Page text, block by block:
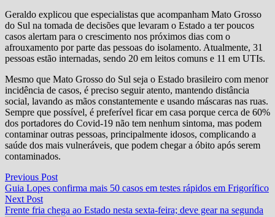
Geraldo explicou que especialistas que acompanham Mato Grosso
do Sul na tomada de decisões que levaram o Estado a ter poucos
casos alertam para o crescimento nos próximos dias com o
afrouxamento por parte das pessoas do isolamento. Atualmente, 31
pessoas estão internadas, sendo 20 em leitos comuns e 11 em UTIs.
Mesmo que Mato Grosso do Sul seja o Estado brasileiro com menor
incidência de casos, é preciso seguir atento, mantendo distância
social, lavando as mãos constantemente e usando máscaras nas ruas.
Sempre que possível, é preferível ficar em casa porque cerca de 60%
dos portadores do Covid-19 não tem nenhum sintoma, mas podem
contaminar outras pessoas, principalmente idosos, complicando a
saúde dos mais vulneráveis, que podem chegar a óbito após serem
contaminados.
Navegação
de
Post
Previous PostPrevious
post:
Guia Lopes confirma mais 50 casos em testes rápidos em Frigorífico
Next PostNext
post:
Frente fria chega ao Estado nesta sexta-feira; deve gear na segunda